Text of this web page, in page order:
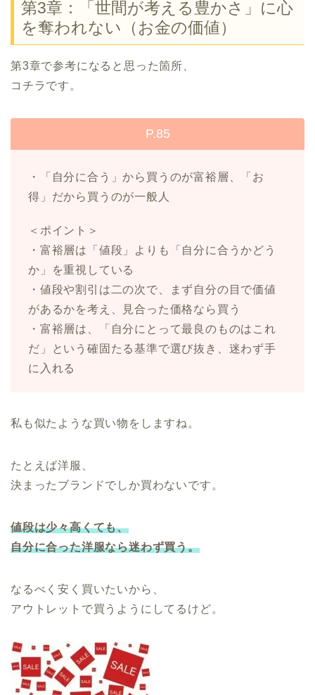
第3章：「世間が考える豊かさ」に心
を奪われない（お金の価値）
第3章で参考になると思った箇所、
コチラです。
P.85
・「自分に合う」から買うのが富裕層、「お
得」だから買うのが一般人
＜ポイント＞
・富裕層は「値段」よりも「自分に合うかどう
か」を重視している
・値段や割引は二の次で、まず自分の目で価値
があるかを考え、見合った価格なら買う
・富裕層は、「自分にとって最良のものはこれ
だ」という確固たる基準で選び抜き、迷わず手
に入れる
私も似たような買い物をしますね。
たとえば洋服、
決まったブランドでしか買わないです。
値段は少々高くても、
自分に合った洋服なら迷わず買う。
なるべく安く買いたいから、
アウトレットで買うようにしてるけど。